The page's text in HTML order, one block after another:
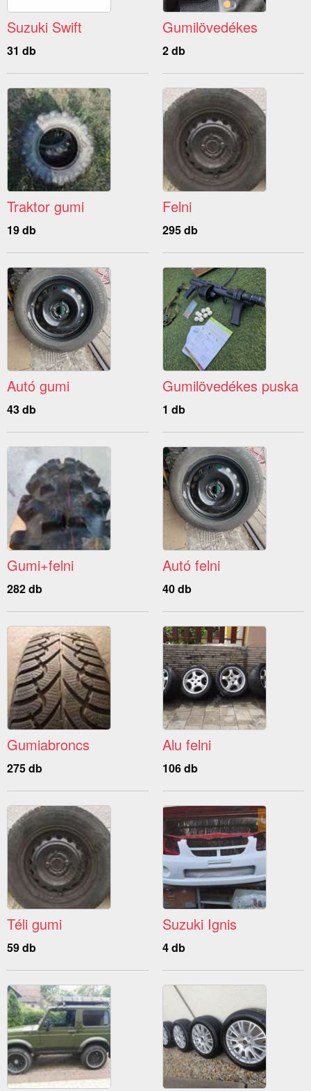
Suzuki Swift
31 db
Gumilövedékes
2 db
Traktor gumi
19 db
Felni
295 db
Autó gumi
43 db
Gumilövedékes puska
1 db
Gumi+felni
282 db
Autó felni
40 db
Gumiabroncs
275 db
Alu felni
106 db
Téli gumi
59 db
Suzuki Ignis
4 db